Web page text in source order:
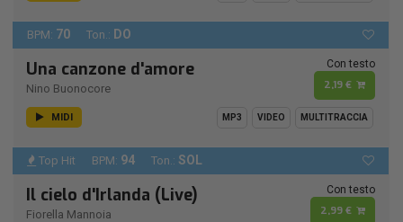
BPM: 70 Ton.: DO
Una canzone d'amore
Nino Buonocore
Con testo
2,19 €
MIDI MP3 VIDEO MULTITRACCIA
Top Hit BPM: 94 Ton.: SOL
Il cielo d'Irlanda (Live)
Fiorella Mannoia
Con testo
2,99 €